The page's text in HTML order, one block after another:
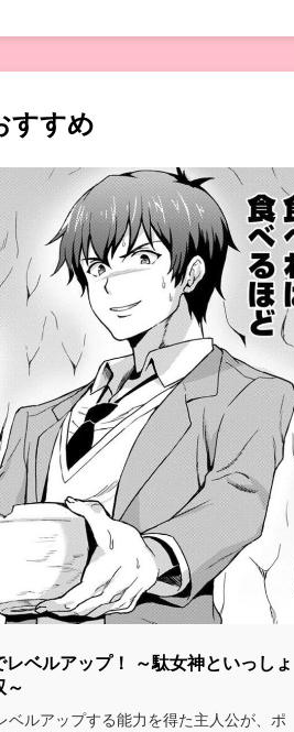
すすめ
ベルアップ！ ～駄女神といっしょ
～
ベルアップする能力を得た主人公が、ポ